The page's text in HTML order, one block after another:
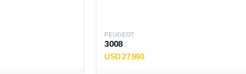
PEUGEOT
3008
USD 27.990